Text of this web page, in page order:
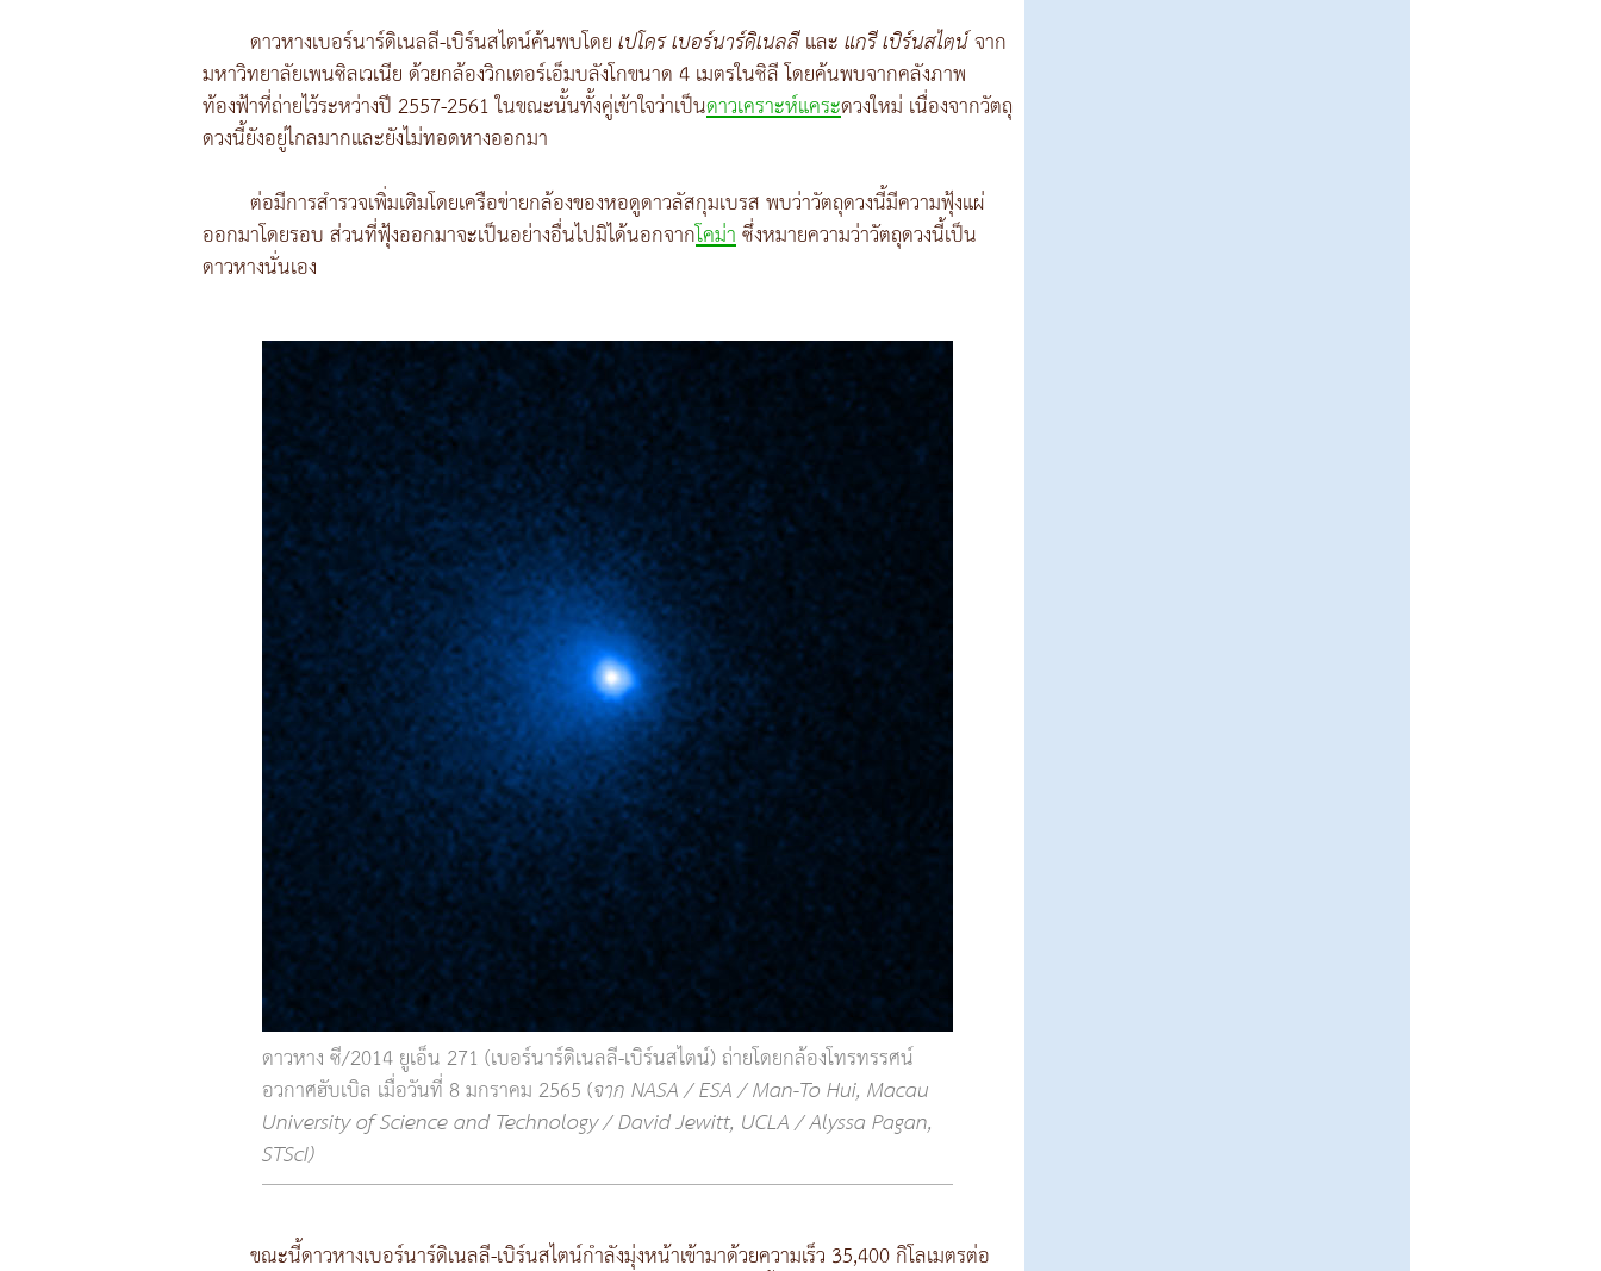
ดาวหางเบอร์นาร์ดิเนลลี-เบิร์นสไตน์ค้นพบโดยเปโดร เบอร์นาร์ดิเนลลีและแกรี เบิร์นสไตน์จาก
มหาวิทยาลัยเพนซิลเวเนีย ด้วยกล้องวิกเตอร์เอ็มบลังโกขนาด 4 เมตรในชิลี โดยค้นพบจากคลังภาพ
ท้องฟ้าที่ถ่ายไว้ระหว่างปี 2557-2561 ในขณะนั้นทั้งคู่เข้าใจว่าเป็นดาวเคราะห์แคระดวงใหม่ เนื่องจากวัตถุ
ดวงนี้ยังอยู่ไกลมากและยังไม่ทอดหางออกมา
ต่อมีการสำรวจเพิ่มเติมโดยเครือข่ายกล้องของหอดูดาวลัสกุมเบรส พบว่าวัตถุดวงนี้มีความฟุ้งแผ่
ออกมาโดยรอบ ส่วนที่ฟุ้งออกมาจะเป็นอย่างอื่นไปมิได้นอกจากโคม่าซึ่งหมายความว่าวัตถุดวงนี้เป็น
ดาวหางนั่นเอง
ดาวหาง ซี/2014 ยูเอ็น 271 (เบอร์นาร์ดิเนลลี-เบิร์นสไตน์) ถ่ายโดยกล้องโทรทรรศน์
อวกาศฮับเบิล เมื่อวันที่ 8 มกราคม 2565 (จาก NASA / ESA / Man-To Hui, Macau
University of Science and Technology / David Jewitt, UCLA / Alyssa Pagan,
STScI)
ขณะนี้ดาวหางเบอร์นาร์ดิเนลลี-เบิร์นสไตน์กำลังมุ่งหน้าเข้ามาด้วยความเร็ว 35,400 กิโลเมตรต่อ